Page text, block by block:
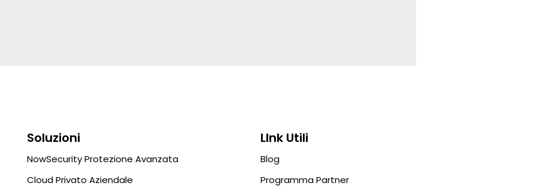
Soluzioni
NowSecurity Protezione Avanzata
Cloud Privato Aziendale
LInk Utili
Blog
Programma Partner